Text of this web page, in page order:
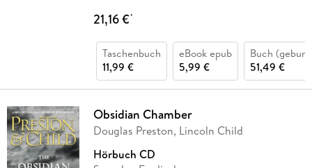
21,16 €*
Taschenbuch
11,99 €
eBook epub
5,99 €
Buch
51,49 €
Obsidian Chamber
Douglas Preston, Lincoln Child
Hörbuch CD